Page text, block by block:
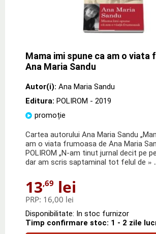
Mama imi spune ca am o viata
Ana Maria Sandu
Autor(i): Ana Maria Sandu
Editura: POLIROM - 2019
promoție
Cartea autorului Ana Maria Sandu
am o viata frumoasa de Ana Maria
POLIROM „N-am tinut jurnal decit pe
dar am scris saptaminal tot felul de »
13,69 lei
PRP: 16,00 lei
Disponibilitate: In stoc furnizor
Timp confirmare stoc: 1 - 2 zile